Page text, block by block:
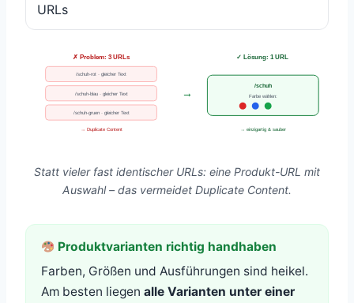
URLs
✗ Problem: 3 URLs
/schuh-rot · gleicher Text
/schuh-blau · gleicher Text
/schuh-gruen · gleicher Text
→ Duplicate Content
→
✓ Lösung: 1 URL
/schuh
Farbe wählen:
→ einzigartig & sauber
Statt vieler fast identischer URLs: eine Produkt-URL mit
Auswahl – das vermeidet Duplicate Content.
Produktvarianten richtig handhaben
Farben, Größen und Ausführungen sind heikel.
Am besten liegen alle Varianten unter einer